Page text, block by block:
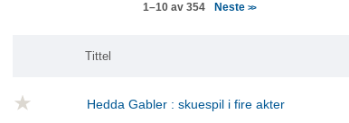
1–10 av 354 Neste >>
Tittel
Hedda Gabler : skuespil i fire akter